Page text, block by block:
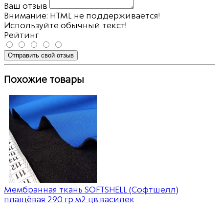
Ваш отзыв
Внимание: HTML не поддерживается!
Используйте обычный текст!
Рейтинг
Отправить свой отзыв
Похожие товары
Мембранная ткань SOFTSHELL (Софтшелл)
плащёвая 290 гр м2 цв.василек